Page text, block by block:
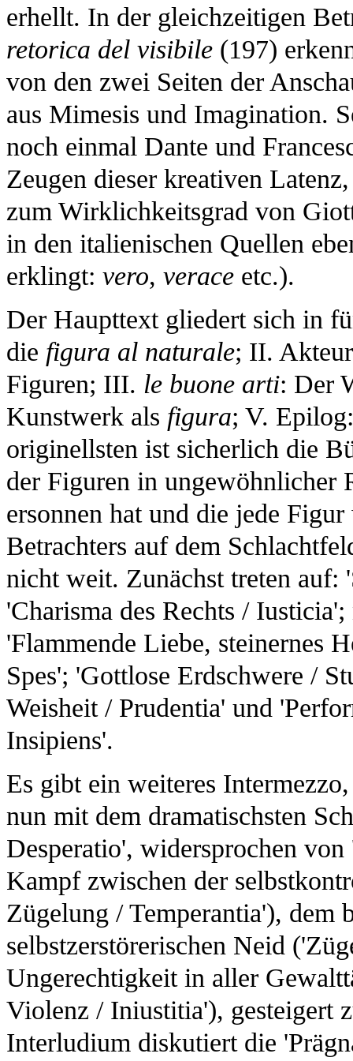
erhellt. In der gleichzeitigen
retorica del visibile (197)
von den zwei Seiten der
aus Mimesis und Imagination.
noch einmal Dante und
Zeugen dieser kreativen
zum Wirklichkeitsgrad von
in den italienischen Quellen
erklingt: vero, verace etc.).
Der Haupttext gliedert sich in
die figura al naturale; II.
Figuren; III. le buone arti: Der
Kunstwerk als figura; V.
originellsten ist sicherlich die
der Figuren in ungewöhnlicher
ersonnen hat und die jede
Betrachters auf dem
nicht weit. Zunächst treten auf:
'Charisma des Rechts /
'Flammende Liebe, steinernes
Spes'; 'Gottlose Erdschwere /
Weisheit / Prudentia' und
Insipiens'.
Es gibt ein weiteres
nun mit dem dramatischsten
Desperatio', widersprochen
Kampf zwischen der
Zügelung / Temperantia'),
selbstzerstörerischen Neid
Ungerechtigkeit in aller
Violenz / Iniustitia'), gesteigert
Interludium diskutiert die